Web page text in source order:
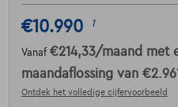
€10.990 1
Vanaf €214,33/maand met
maandaflossing van
Ontdek het volledige cijfervoorbeeld